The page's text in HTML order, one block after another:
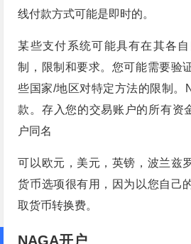
线付款方式可能是即时的。
某些支付系统可能具有在其各
制，限制和要求。您可能需要验
些国家/地区对特定方法的限制。
款。存入您的交易账户的所有资
户同名
可以欧元，美元，英镑，波兰兹
货币选项很有用，因为以您自己
取货币转换费。
NAGA开户